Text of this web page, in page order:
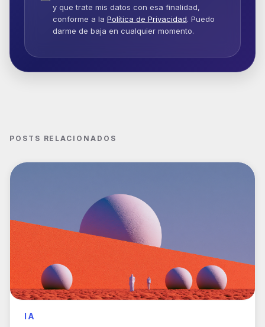
y que trate mis datos con esa finalidad,
conforme a la Política de Privacidad. Puedo
darme de baja en cualquier momento.
POSTS RELACIONADOS
IA